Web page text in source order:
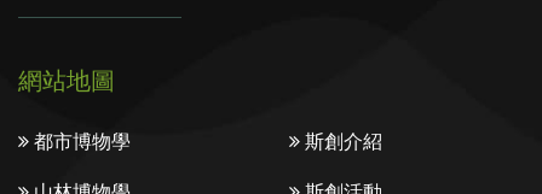
網站地圖
都市博物學 斯創介紹